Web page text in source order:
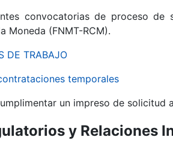
convocatorias de proceso
Moneda (FNMT-RCM).
DE TRABAJO
temporales
un impreso de solicitud
y Relaciones